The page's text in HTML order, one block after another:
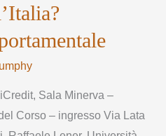
Sala Minerva –
Corso – ingresso Via Lata